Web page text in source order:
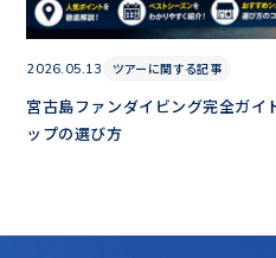
2026.05.13 ツアーに関する記事
宮古島ファンダイビング完全ガ
ップの選び方